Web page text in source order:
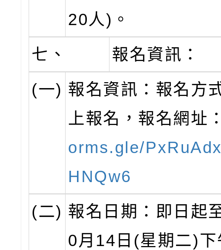
20人)。
七、
報名資訊：
(一) 報名資訊：報名方
上報名，報名網址
orms.gle/
HNQw6
(二) 報名日期：即日起
0月14日(星期二)